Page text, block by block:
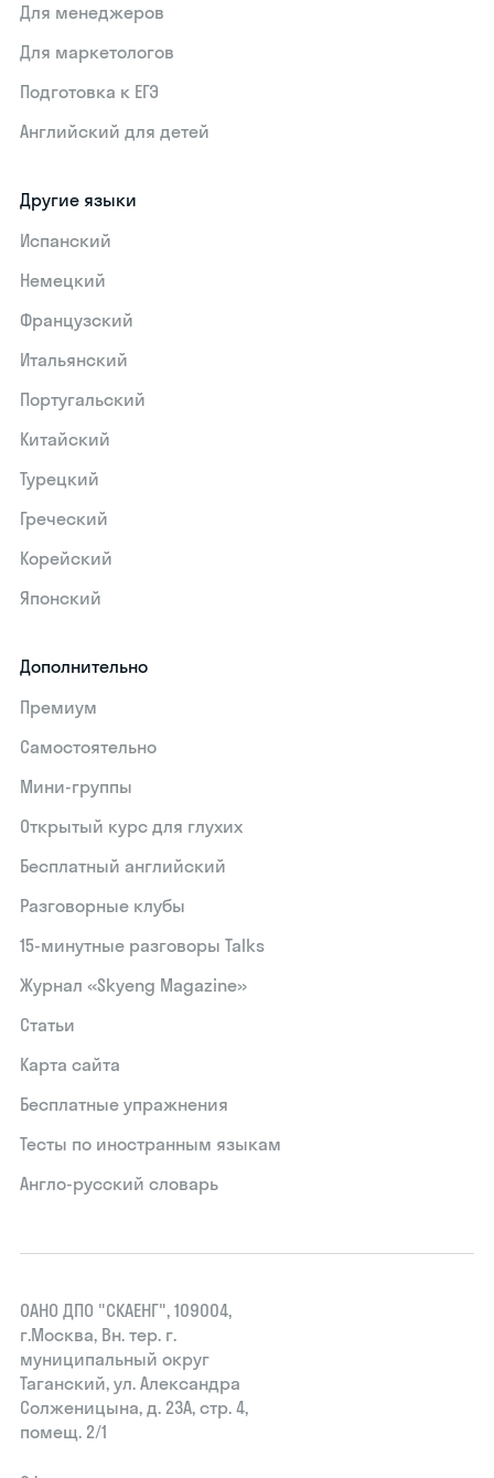
Для менеджеров
Для маркетологов
Подготовка к ЕГЭ
Английский для детей
Другие языки
Испанский
Немецкий
Французский
Итальянский
Португальский
Китайский
Турецкий
Греческий
Корейский
Японский
Дополнительно
Премиум
Самостоятельно
Мини-группы
Открытый курс для глухих
Бесплатный английский
Разговорные клубы
15‑минутные разговоры Talks
Журнал «Skyeng Magazine»
Статьи
Карта сайта
Бесплатные упражнения
Тесты по иностранным языкам
Англо-русский словарь
ОАНО ДПО "СКАЕНГ", 109004,
г.Москва, Вн. тер. г.
муниципальный округ
Таганский, ул. Александра
Солженицына, д. 23А, стр. 4,
помещ. 2/1